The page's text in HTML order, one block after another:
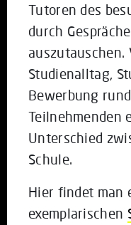
Tutoren des
durch
auszutauschen.
Studienalltag,
Bewerbung
Teilnehmenden
Unterschied
Schule.
Hier findet man
exemplarischen